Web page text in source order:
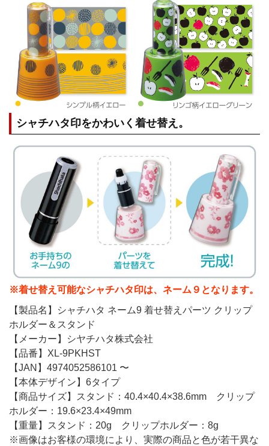
シャチハタ印をかわいく着せ替え。
※着せ替え可能なシャチハタ印は、ネーム９となります。
【製品名】シャチハタ ネーム9 着せ替えパーツ クリップ
ホルダー＆スタンド
【メーカー】シヤチハタ株式会社
【品番】XL-9PKHST
【JAN】4974052586101 〜
【本体デザイン】6タイプ
【商品サイズ】スタンド：40.4×40.4×38.6mm クリップ
ホルダー：19.6×23.4×49mm
【重量】スタンド：20g クリップホルダー：8g
※画像はお客様の環境により、実際の商品と色が若干異な